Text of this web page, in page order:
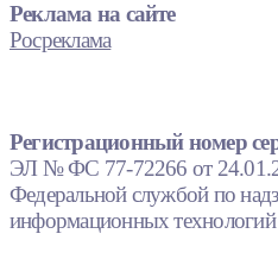
Реклама на сайте
Росреклама
Регистрационный номер
ЭЛ № ФС 77-72266 от
Федеральной службой по
информационных